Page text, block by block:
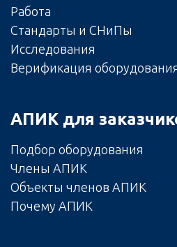
Работа
Стандарты и СНиПы
Исследования
Верификация
АПИК для
Подбор оборудования
Члены АПИК
Объекты членов АПИК
Почему АПИК